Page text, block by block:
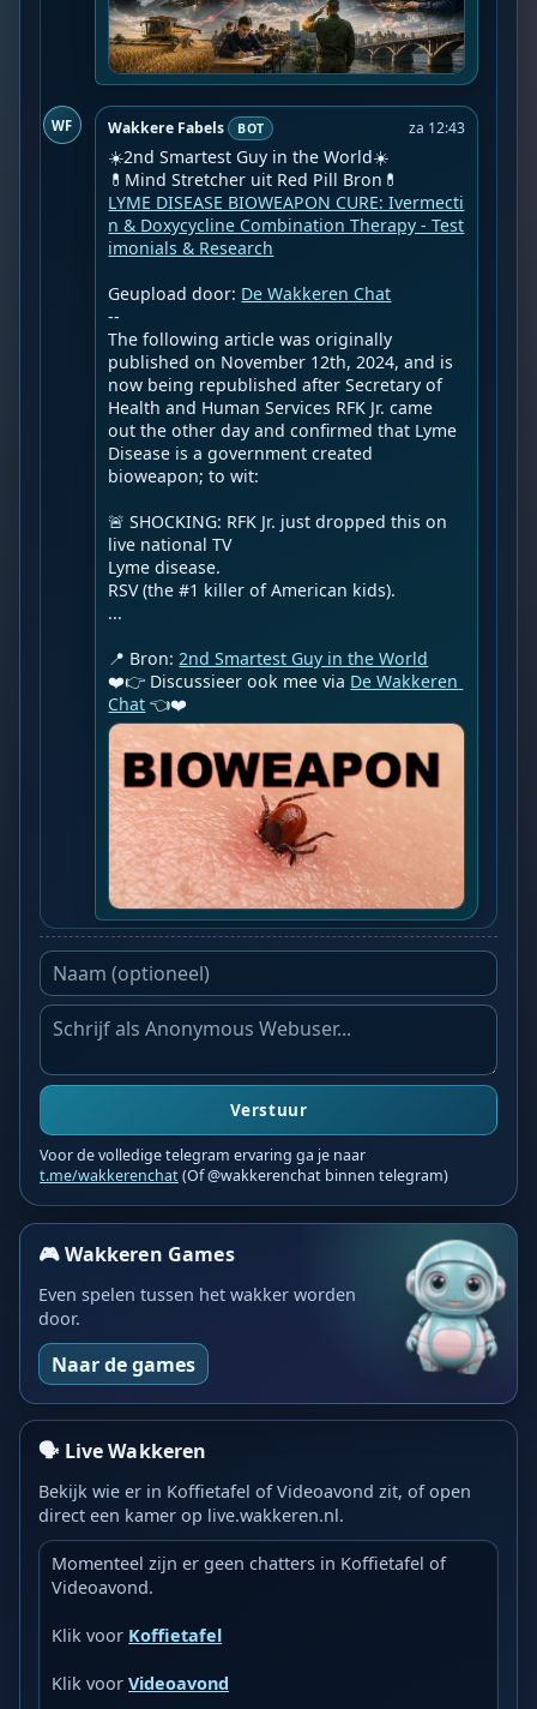
WF Wakkere Fabels BOT za 12:43
☀️2nd Smartest Guy in the World☀️
LYME DISEASE BIOWEAPON CURE: Ivermecti
n & Doxycycline Combination Therapy - Test
imonials & Research
Geupload door: De Wakkeren Chat
--
The following article was originally
published on November 12th, 2024, and is
now being republished after Secretary of
Health and Human Services RFK Jr. came
out the other day and confirmed that Lyme
Disease is a government created
bioweapon; to wit:
🚨 SHOCKING: RFK Jr. just dropped this on
live national TV
Lyme disease.
RSV (the #1 killer of American kids).
...
📍 Bron: 2nd Smartest Guy in the World
❤️👉 Discussieer ook mee via De Wakkeren
Chat 👈❤️
Verstuur
Voor de volledige telegram ervaring ga je naar
t.me/wakkerenchat(Of @wakkerenchat binnen telegram)
🎮 Wakkeren Games
Even spelen tussen het wakker worden
door.
Naar de games
🗣️ Live Wakkeren
Bekijk wie er in Koffietafel of Videoavond zit, of open
direct een kamer op live.wakkeren.nl.
Momenteel zijn er geen chatters in Koffietafel of
Videoavond.
Klik voor Koffietafel
Klik voorVideoavond